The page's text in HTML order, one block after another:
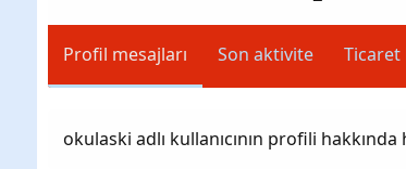
Profil mesajları Son aktivite Ticaret
okulaski adlı kullanıcının profili